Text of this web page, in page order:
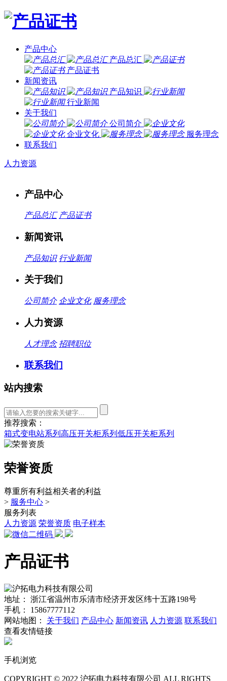
产品中心
产品总汇
产品证书
新闻资讯
产品知识
行业新闻
关于我们
公司简介
企业文化
服务理念
联系我们
人力资源
产品中心
产品总汇 产品证书
新闻资讯
产品知识 行业新闻
关于我们
公司简介 企业文化 服务理念
人力资源
人才理念 招聘职位
联系我们
站内搜索
推荐搜索：
箱式变电站系列 高压开关柜系列 低压开关柜系列
荣誉资质
尊重所有利益相关者的利益
> 服务中心 >
服务列表
人力资源 荣誉资质 电子样本
产品证书
地址：
浙江省温州市乐清市经济开发区纬十五路198号
手机：
15867777112
网站地图：
关于我们 产品中心 新闻资讯 人力资源 联系我们
查看友情链接
手机浏览
COPYRIGHT © 2022 沪拓电力科技有限公司 ALL RIGHTS